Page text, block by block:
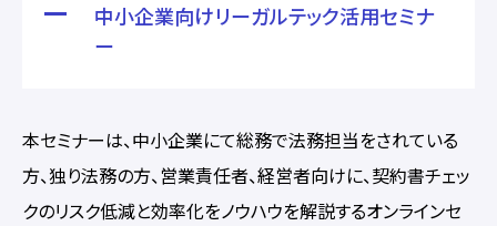
中小企業向けリーガルテック活用セミナ
ー
本セミナーは、中小企業にて総務で法務担当をされている
方、独り法務の方、営業責任者、経営者向けに、契約書チェッ
クのリスク低減と効率化をノウハウを解説するオンラインセ